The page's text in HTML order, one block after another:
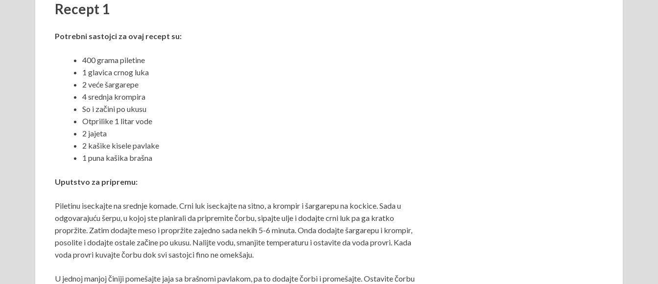
Recept 1
Potrebni sastojci za ovaj recept su:
400 grama piletine
1 glavica crnog luka
2 veće šargarepe
4 srednja krompira
So i začini po ukusu
Otprilike 1 litar vode
2 jajeta
2 kašike kisele pavlake
1 puna kašika brašna
Uputstvo za pripremu:
Piletinu iseckajte na srednje komade. Crni luk iseckajte na sitno, a krompir i šargarepu na kockice. Sada u
odgovarajuću šerpu, u kojoj ste planirali da pripremite čorbu, sipajte ulje i dodajte crni luk pa ga kratko
propržite. Zatim dodajte meso i propržite zajedno sada nekih 5-6 minuta. Onda dodajte šargarepu i krompir,
posolite i dodajte ostale začine po ukusu. Nalijte vodu, smanjite temperaturu i ostavite da voda provri. Kada
voda provri kuvajte čorbu dok svi sastojci fino ne omekšaju.
U jednoj manjoj činiji pomešajte jaja sa brašnomi pavlakom, pa to dodajte čorbi i promešajte. Ostavite čorbu